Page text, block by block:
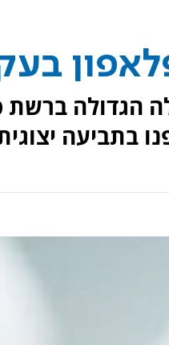
ברשת
בתביעה